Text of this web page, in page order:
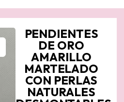
PENDIENTES
DE ORO
AMARILLO
MARTELADO
CON PERLAS
NATURALES